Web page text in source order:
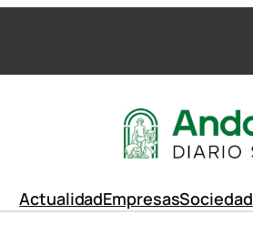
ActualidadEmpresasSociedad